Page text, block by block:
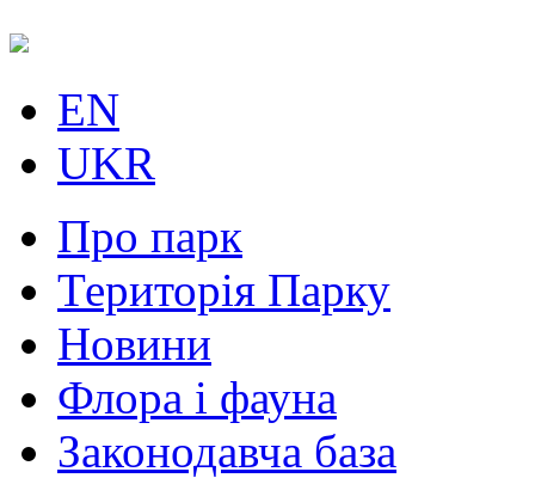
EN
UKR
Про парк
Територія Парку
Новини
Флора і фауна
Законодавча база